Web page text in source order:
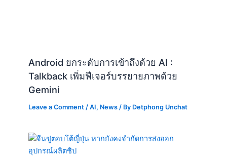
Android ยกระดับการเข้าถึงด้วย AI :
Talkback เพิ่มฟีเจอร์บรรยายภาพด้วย
Gemini
Leave a Comment /AI, News / By Detphong Unchat